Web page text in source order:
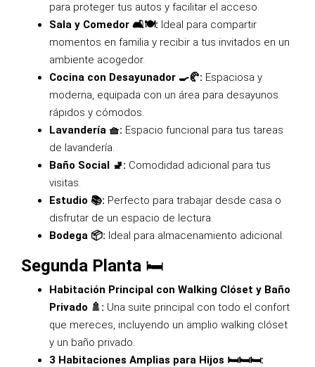
para proteger tus autos y facilitar el acceso.
Sala y Comedor 🛋️🍽️: Ideal para compartir
momentos en familia y recibir a tus invitados en un
ambiente acogedor.
Cocina con Desayunador 🍳🥐: Espaciosa y
moderna, equipada con un área para desayunos
rápidos y cómodos.
Lavandería 🧺: Espacio funcional para tus tareas
de lavandería.
Baño Social 🚽: Comodidad adicional para tus
visitas.
Estudio 📚: Perfecto para trabajar desde casa o
disfrutar de un espacio de lectura.
Bodega 📦: Ideal para almacenamiento adicional.
Segunda Planta 🛏️
Habitación Principal con Walking Clóset y Baño
Privado 🚿: Una suite principal con todo el confort
que mereces, incluyendo un amplio walking clóset
y un baño privado.
3 Habitaciones Amplias para Hijos 🛏️🛏️🛏️: